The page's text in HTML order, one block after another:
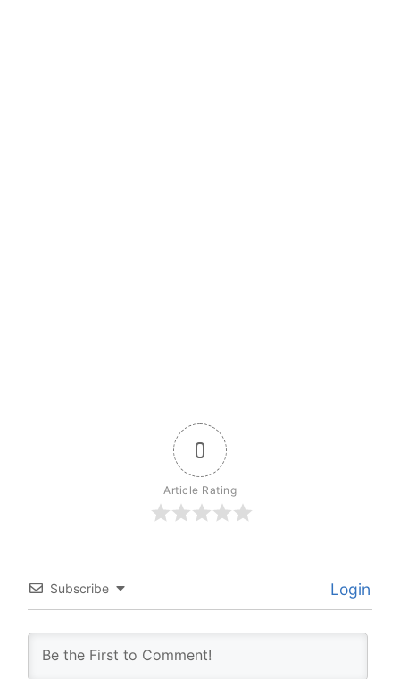
0
Article Rating
Subscribe Login